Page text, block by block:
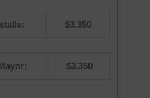
$3.350
$3.350